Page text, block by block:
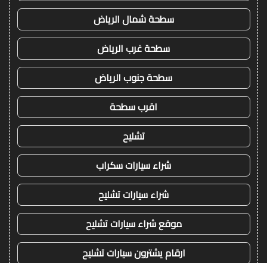
سطحة شمال الرياض
سطحة غرب الرياض
سطحة جنوب الرياض
اقرب سطحة
تشليح
شراء سيارات سكراب
شراء سيارات تشليح
موقع شراء سيارات تشليح
ارقام يشترون سيارات تشليح